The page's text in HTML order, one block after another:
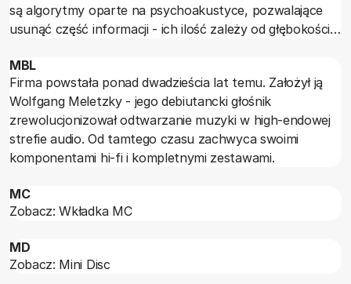
są algorytmy oparte na psychoakustyce, pozwalające
usunąć część informacji - ich ilość zależy od głębokości
jak przed kodowaniem.
MBL
Firma powstała ponad dwadzieścia lat temu. Założył ją
Wolfgang Meletzky - jego debiutancki głośnik
zrewolucjonizował odtwarzanie muzyki w high-endowej
strefie audio. Od tamtego czasu zachwyca swoimi
komponentami hi-fi i kompletnymi zestawami.
MC
Zobacz: Wkładka MC
MD
Zobacz: Mini Disc